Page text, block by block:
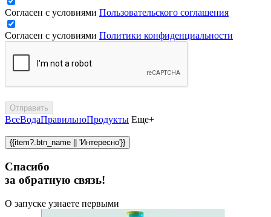
Согласен с условиями Пользовательского соглашения
Согласен с условиями Политики конфиденциальности
Отправить
ВсеВодаПравильноПродукты Еще+
{{item?.btn_name || 'Интересно'}}
Спасибо
за обратную связь!
О запуске узнаете первыми